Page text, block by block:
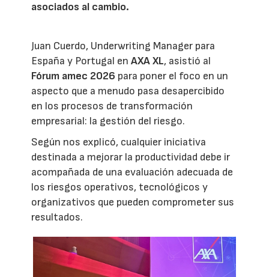
asociados al cambio.
Juan Cuerdo, Underwriting Manager para
España y Portugal enAXA XL, asistió al
Fórum amec 2026 para poner el foco en un
aspecto que a menudo pasa desapercibido
en los procesos de transformación
empresarial: la gestión del riesgo.
Según nos explicó, cualquier iniciativa
destinada a mejorar la productividad debe ir
acompañada de una evaluación adecuada de
los riesgos operativos, tecnológicos y
organizativos que pueden comprometer sus
resultados.